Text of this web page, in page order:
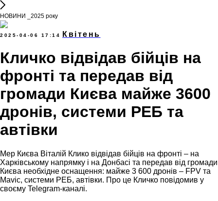
НОВИНИ _2025 року
2025-04-06 17:14 Квітень
Кличко відвідав бійців на
фронті та передав від
громади Києва майже 3600
дронів, системи РЕБ та
автівки
Мер Києва Віталій Клико відвідав бійців на фронті – на
Харківському напрямку і на Донбасі та передав від громади
Києва необхідне оснащення: майже 3 600 дронів – FPV та
Mavic, системи РЕБ, автівки. Про це Кличко повідомив у
своєму Telegram-каналі.